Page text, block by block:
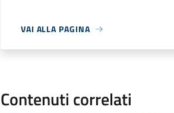
VAI ALLA PAGINA
Contenuti correlati